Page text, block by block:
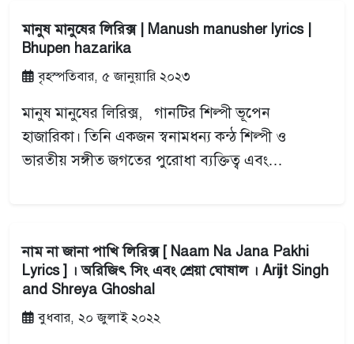
মানুষ মানুষের লিরিক্স | Manush manusher lyrics |
Bhupen hazarika
বৃহস্পতিবার, ৫ জানুয়ারি ২০২৩
মানুষ মানুষের লিরিক্স, গানটির শিল্পী ভূপেন
হাজারিকা। তিনি একজন স্বনামধন্য কন্ঠ শিল্পী ও
ভারতীয় সঙ্গীত জগতের পুরোধা ব্যক্তিত্ব এবং…
নাম না জানা পাখি লিরিক্স [ Naam Na Jana Pakhi
Lyrics ] । অরিজিৎ সিং এবং শ্রেয়া ঘোষাল । Arijit Singh
and Shreya Ghoshal
বুধবার, ২০ জুলাই ২০২২